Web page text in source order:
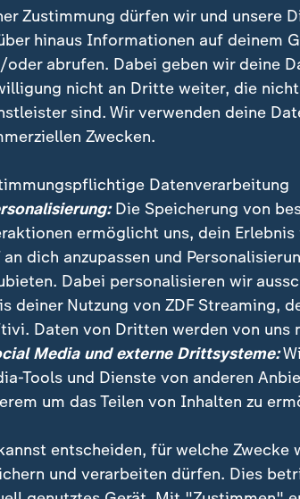
Wort löst im Moment bei
tun? Die Highlights der Debatte
Zustimmung dürfen wir und unsere
hinaus Informationen auf deinem
oder abrufen. Dabei geben wir deine
nicht an Dritte weiter, die
sind. Wir verwenden deine
Zwecken.
Datenverarbeitung
Die Speicherung von
ermöglicht uns, dein
an dich anzupassen und
Dabei personalisieren wir
deiner Nutzung von ZDF Streaming,
Daten von Dritten werden von uns
Media und externe Drittsysteme:
Tools und Dienste von anderen
um das Teilen von Inhalten zu
entscheiden, für welche Zwecke
und verarbeiten dürfen. Dies